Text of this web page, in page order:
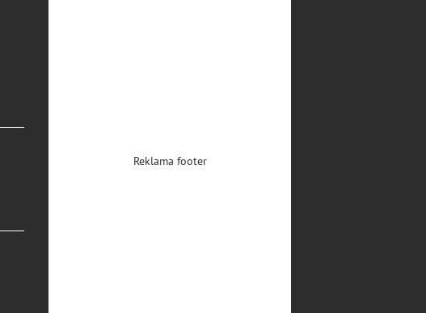
Reklama footer